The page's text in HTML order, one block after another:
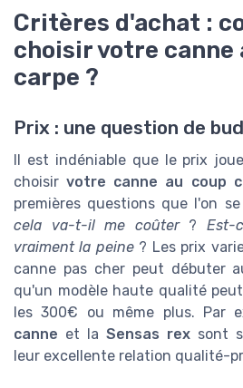
Critères d'achat :
choisir votre canne
carpe ?
Prix : une question de
Il est indéniable que le prix
choisirvotre canne au coup
premières questions que l'on
cela va-t-il me coûter? Est-
vraiment la peine? Les prix
canne pas cher peut débuter
qu'un modèle haute qualité
les 300€ ou même plus. Par
canne et la Sensas rex sont
leur excellente relation qualité-